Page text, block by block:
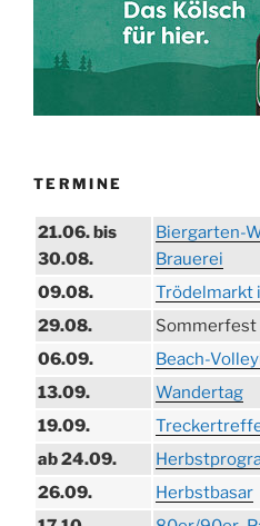
TERMINE
21.06. bis
30.08.
Biergarten-
Brauerei
09.08.
Trödelmarkt
29.08.
Sommerfest
06.09.
Beach-
13.09.
Wandertag
19.09.
ab 24.09.
26.09.
Herbstbasar